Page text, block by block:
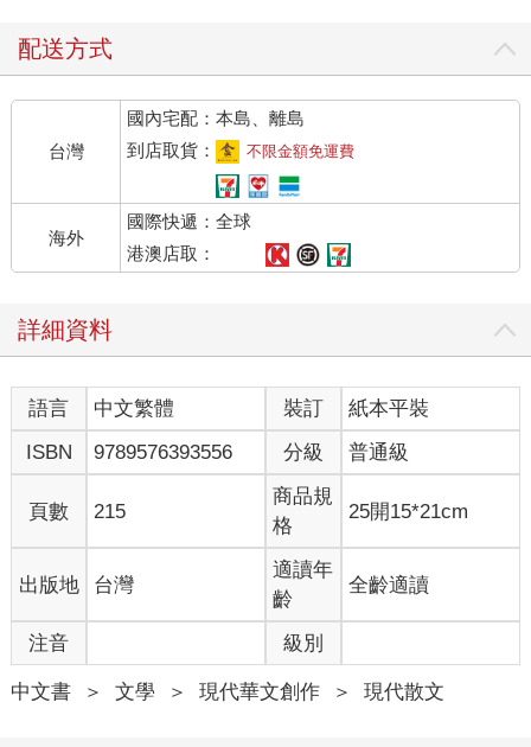
配送方式
台灣
國內宅配：本島、離島
到店取貨：
不限金額免運費
海外
國際快遞：全球
港澳店取：
詳細資料
語言 中文繁體 裝訂
紙本平裝
ISBN
9789576393556 分級 普通級
頁數 215
商品規
格
25開15*21cm
出版地 台灣
適讀年
齡
全齡適讀
注音 級別
中文書 ＞ 文學 ＞ 現代華文創作 ＞ 現代散文